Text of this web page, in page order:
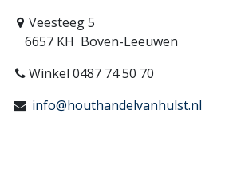
Veesteeg 5
6657 KH Boven-Leeuwen
Winkel 0487 74 50 70
info@houthandelvanhulst.nl